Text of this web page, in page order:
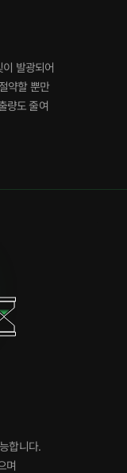
발광되어
약할 뿐만
량도 줄여
합니다.
며